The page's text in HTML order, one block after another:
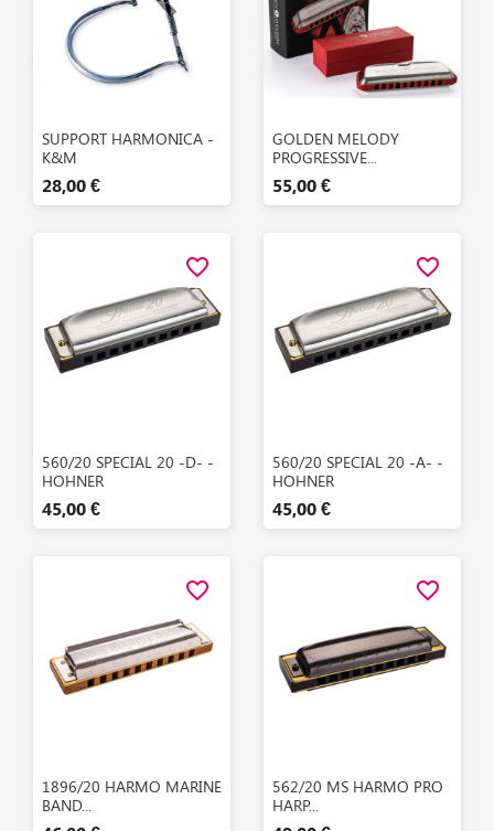
Aperçu rapide
SUPPORT HARMONICA -
K&M
28,00 €
Aperçu rapide
GOLDEN MELODY
PROGRESSIVE...
55,00 €
 Aperçu rapide
560/20 SPECIAL 20 -D- -
HOHNER
45,00 €
favorite_border
 Aperçu rapide
560/20 SPECIAL 20 -A- -
HOHNER
45,00 €
favorite_border
Aperçu rapide
1896/20 HARMO MARINE
BAND...
favorite_border
 Aperçu rapide
562/20 MS HARMO PRO
HARP...
favorite_border